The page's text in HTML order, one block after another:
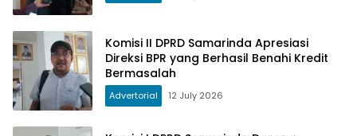
Komisi II DPRD Samarinda Apresiasi
Direksi BPR yang Berhasil Benahi Kredit
Bermasalah
Advertorial 12 July 2026